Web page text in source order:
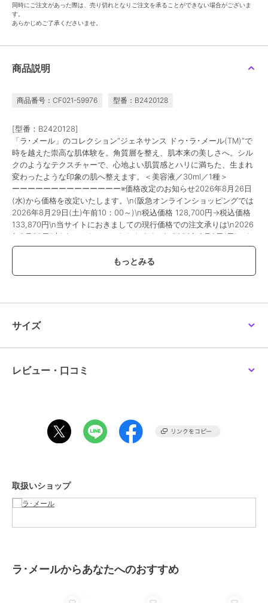
同時にご注文があった際は、売り切れとなりご注文を承ることができない場合がございま
す。
あらかじめご了承くださいませ。
商品説明
商品番号：CF021-59976 型番：B2420128
[型番：B2420128]
「ラ･メール」のコレクション“ジェネサンス ドゥ･ラ･メール(TM)”で
時を越えた崇高な肌体験を。角質層を整え、肌本来の美しさへ。シル
クのようなテクスチャーで、心地よい肌質感とハリに満ちた、生まれ
変わったような印象の肌へ整えます。＜美容液／30ml／1種＞
ーーーーーーーーーーーーーー※価格改定のお知らせ2026年8月26日
(水)から価格を改定いたします。\n(阪急オンラインショッピングでは
2026年8月29日(土)午前10：00～)\n税込価格 128,700円→税込価格
133,870円\n当サイトにおきましての現行価格での注文承りは\n2026
年8月20日(木)までとさせていただきます。\n2026年8月9日(日)から
2026年8月20日(木)は、こちらで掲載の商品につきまして\nお届け日
のご指定をお伺いする事ができません。\nまた、お支払方法につきま
しては、\nクレジットカード・Amazon Payのみとなります。\n店頭
ブランド
性別タイプ
レディース
スキンケア ／ 美容液・オイル
素材
サイズ
レビュー・口コミ
取扱いショップ
ラ･メールからあなたへのおすすめ